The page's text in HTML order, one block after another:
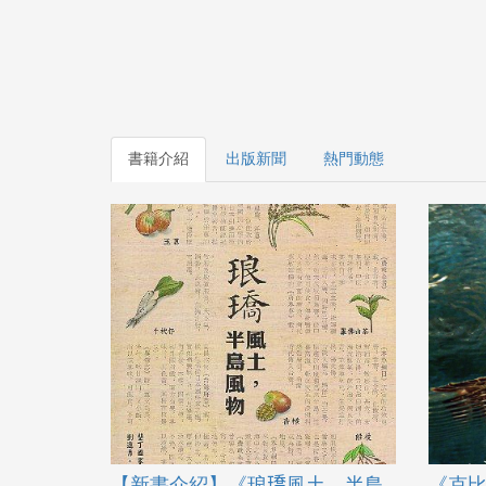
書籍介紹 出版新聞 熱門動態